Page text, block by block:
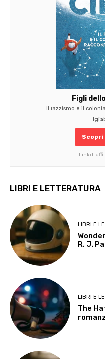
Figli
Il razzismo e il
Scopri
Link di
LIBRI E LETTERATURA
LIBRI E
R. J.
LIBRI E
The